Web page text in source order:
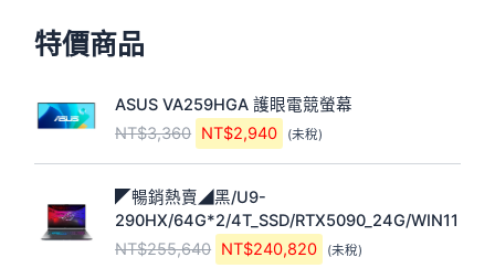
特價商品
ASUS VA259HGA 護眼電競螢幕
NT$3,360
原
始
價
格
：
N
T
$
NT$2,940
目
前
價
格
N
T
$
(未稅)
◤暢銷熱賣◢黑/U9-
290HX/64G*2/4T_SSD/RTX5090_24G/WIN11
NT$255,640
原
始
價
格
NT$240,820
前
價
格
(未稅)